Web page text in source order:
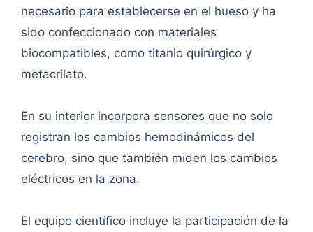
necesario para establecerse en el hueso y ha
sido confeccionado con materiales
biocompatibles, como titanio quirúrgico y
metacrilato.
En su interior incorpora sensores que no solo
registran los cambios hemodinámicos del
cerebro, sino que también miden los cambios
eléctricos en la zona.
El equipo científico incluye la participación de la